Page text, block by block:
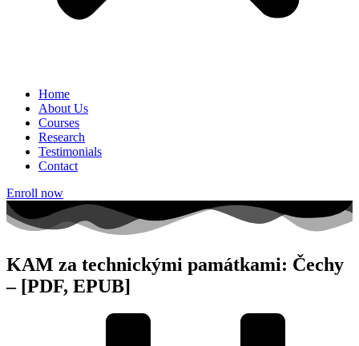
Home
About Us
Courses
Research
Testimonials
Contact
Enroll now
KAM za technickými památkami: Čechy
– [PDF, EPUB]